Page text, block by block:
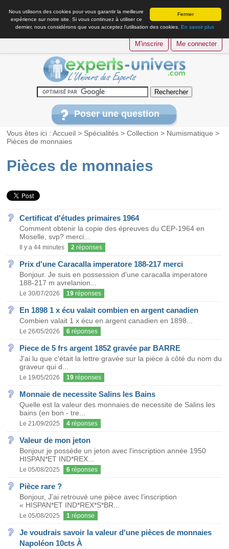
Fermer
Nous utilisons des cookies pour vous garantir la meilleure
expérience sur notre site. Si vous continuez à utiliser ce
dernier, nous considérons que vous acceptez l’utilisation des cookies. En savoir plus
M'inscrire Me connecter
Poser une question
Vous êtes ici :Accueil > Spécialités >Collection > Numismatique >
Pièces de monnaies
Pièces de monnaies
Certificat d'études primaires 1964
Comment obtenir la copie des épreuves du CEP-1964 en
Moselle, svp? merci...
Il y a 44 minutes 2 réponses
Prix d'une Caracalla imperatore 188-217 merci
Bonjour. Je suis en possession d'une caracalla imperatore
188-217 m avrelanion...
Le 30/07/2026 19 réponses
En 1898 1 x écu valait combien en argent canadien
Combien valait 1 x écu en argent canadien en 1898...
Le 26/05/2026 6 réponses
Piece de 5 frs argent 1852 gravée par BARRE
J'ai lu que c'était la lettre gravée sur la pièce à côté du nom du
graveur qui d...
Le 19/05/2026 19 réponses
Monnaie de necessite Salins les Bains
Quelle est la valeur des monnaies de necessite de Salins les
bains (en bon - tre...
Le 21/09/2025 4 réponses
Valeur de mon jeton
Bonjour je possède un jeton avec l'inscription année 1950
HISPAN*ET IND*REX...
Le 05/08/2025 6 réponses
Pièce rare ?
Bonjour, J’ai retrouvé une pièce avec l’inscription
« HISPAN*ET IND*REX*S*BR...
Le 05/08/2025 1 réponse
Je voudrais savoir la valeur d'une pièces de monnaies
Napoléon 10cts À